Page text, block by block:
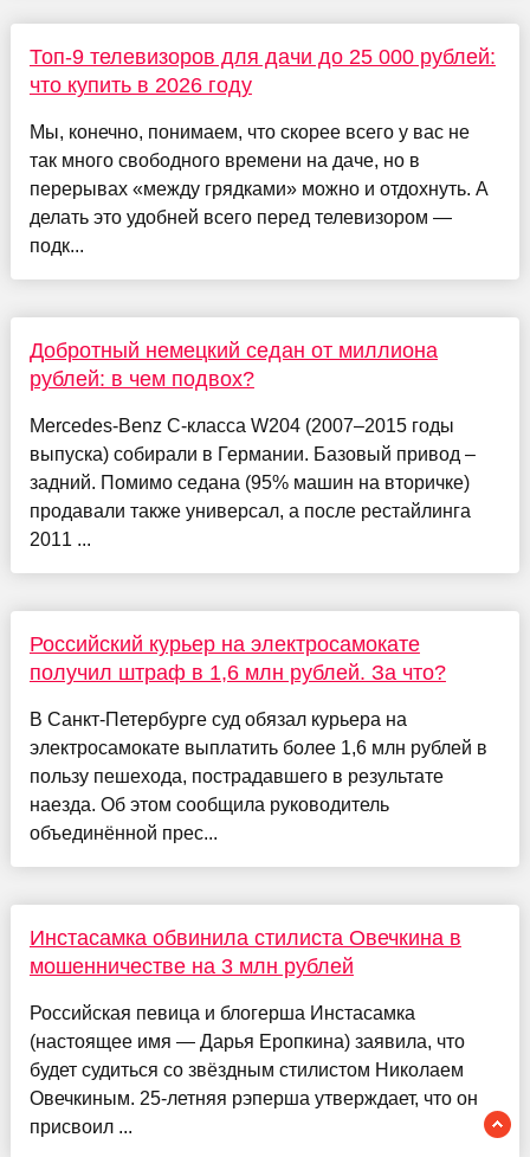
Топ-9 телевизоров для дачи до 25 000 рублей:
что купить в 2026 году
Мы, конечно, понимаем, что скорее всего у вас не
так много свободного времени на даче, но в
перерывах «между грядками» можно и отдохнуть. А
делать это удобней всего перед телевизором —
подк...
Добротный немецкий седан от миллиона
рублей: в чем подвох?
Mercedes-Benz C‑класса W204 (2007–2015 годы
выпуска) собирали в Германии. Базовый привод –
задний. Помимо седана (95% машин на вторичке)
продавали также универсал, а после рестайлинга
2011 ...
Российский курьер на электросамокате
получил штраф в 1,6 млн рублей. За что?
В Санкт-Петербурге суд обязал курьера на
электросамокате выплатить более 1,6 млн рублей в
пользу пешехода, пострадавшего в результате
наезда. Об этом сообщила руководитель
объединённой прес...
Инстасамка обвинила стилиста Овечкина в
мошенничестве на 3 млн рублей
Российская певица и блогерша Инстасамка
(настоящее имя — Дарья Еропкина) заявила, что
будет судиться со звёздным стилистом Николаем
Овечкиным. 25-летняя рэперша утверждает, что он
присвоил ...